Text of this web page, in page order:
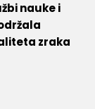
nauke i
zraka